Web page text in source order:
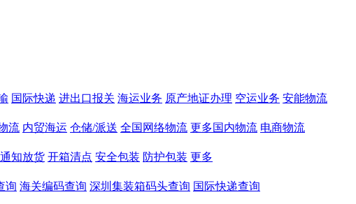
国际快递 进出口报关 海运业务 原产地证办理 空运业务 安能物流
流 内贸海运 仓储/派送 全国网络物流 更多国内物流 电商物流
通知放货 开箱清点 安全包装 防护包装 更多
询 海关编码查询 深圳集装箱码头查询 国际快递查询